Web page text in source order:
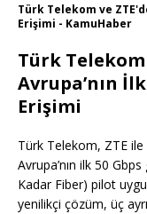
Türk Telekom ve
Erişimi - KamuHaber
Türk
Avrupa’nın
Erişimi
Türk Telekom, ZTE
Avrupa’nın ilk 50
Kadar Fiber) pilot
yenilikçi çözüm, üç